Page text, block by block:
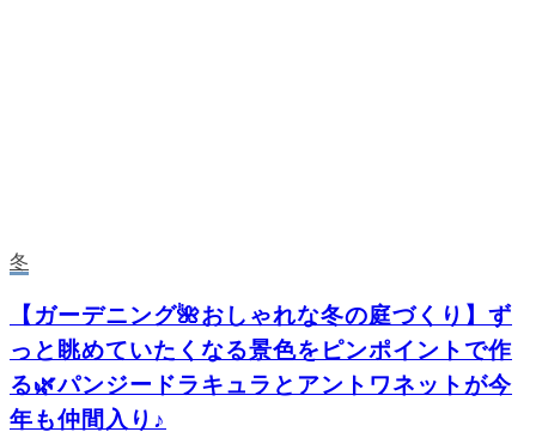
冬
【ガーデニング🌺おしゃれな冬の庭づくり】ず
っと眺めていたくなる景色をピンポイントで作
る🌿パンジードラキュラとアントワネットが今
年も仲間入り♪